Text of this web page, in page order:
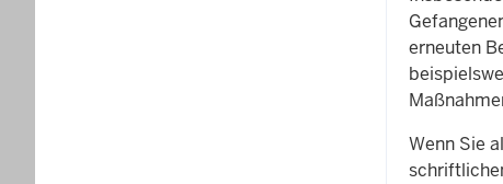
erneuten
Wenn Sie